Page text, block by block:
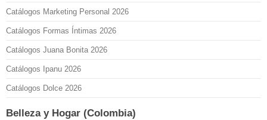
Catálogos Marketing Personal 2026
Catálogos Formas Íntimas 2026
Catálogos Juana Bonita 2026
Catálogos Ipanu 2026
Catálogos Dolce 2026
Belleza y Hogar (Colombia)